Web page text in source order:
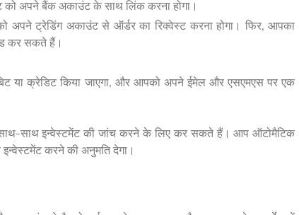
अपने बैंक अकाउंट के साथ लिंक करना होगा।
ट्रेडिंग अकाउंट से ऑर्डर का रिक्वेस्ट करना होगा। फिर, आपका
कर सकते हैं।
या क्रेडिट किया जाएगा, और आपको अपने ईमेल और एसएमएस पर एक
साथ इन्वेस्टमेंट की जांच करने के लिए कर सकते हैं। आप ऑटोमैटिक
करने की अनुमति देगा।